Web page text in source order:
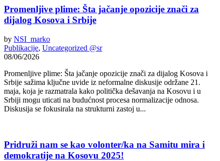
Promenljive plime: Šta jačanje opozicije znači za
dijalog Kosova i Srbije
by NSI_marko
Publikacije, Uncategorized @sr
08/06/2026
Promenljive plime: Šta jačanje opozicije znači za dijalog Kosova i
Srbije sažima ključne uvide iz neformalne diskusije održane 21.
maja, koja je razmatrala kako politička dešavanja na Kosovu i u
Srbiji mogu uticati na budućnost procesa normalizacije odnosa.
Diskusija se fokusirala na strukturni zastoj u...
Pridruži nam se kao volonter/ka na Samitu mira i
demokratije na Kosovu 2025!